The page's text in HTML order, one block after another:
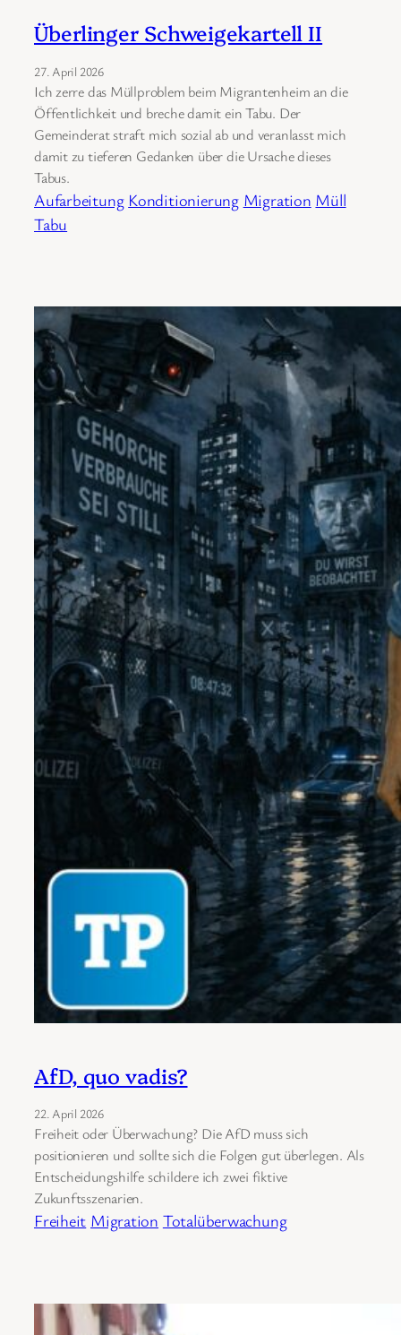
Überlinger Schweigekartell II
27. April 2026
Ich zerre das Müllproblem beim Migrantenheim an die
Öffentlichkeit und breche damit ein Tabu. Der
Gemeinderat straft mich sozial ab und veranlasst mich
damit zu tieferen Gedanken über die Ursache dieses
Tabus.
Aufarbeitung Konditionierung Migration Müll
Tabu
AfD, quo vadis?
22. April 2026
Freiheit oder Überwachung? Die AfD muss sich
positionieren und sollte sich die Folgen gut überlegen. Als
Entscheidungshilfe schildere ich zwei fiktive
Zukunftsszenarien.
Freiheit Migration Totalüberwachung